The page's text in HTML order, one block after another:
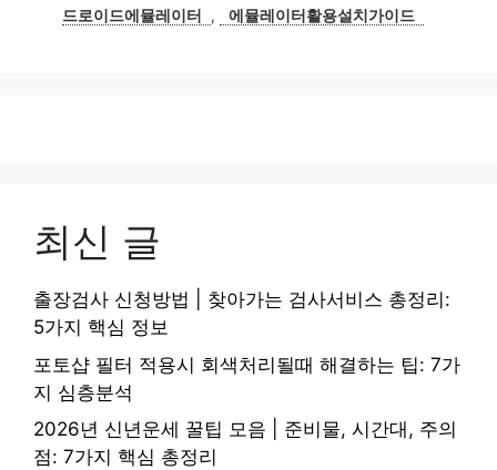
드로이드에뮬레이터
, 에뮬레이터활용설치가이드
최신 글
출장검사 신청방법 | 찾아가는 검사서비스 총정리:
5가지 핵심 정보
포토샵 필터 적용시 회색처리될때 해결하는 팁: 7가
지 심층분석
2026년 신년운세 꿀팁 모음 | 준비물, 시간대, 주의
점: 7가지 핵심 총정리